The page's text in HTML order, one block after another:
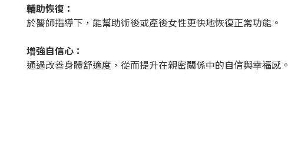
輔助恢復：
於醫師指導下，能幫助術後或產後女性更快地恢復正常功能。
增強自信心：
通過改善身體舒適度，從而提升在親密關係中的自信與幸福感。